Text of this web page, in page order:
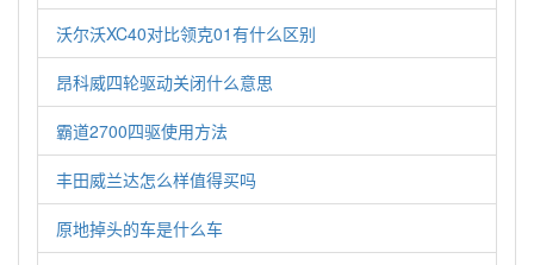
沃尔沃XC40对比领克01有什么区别
昂科威四轮驱动关闭什么意思
霸道2700四驱使用方法
丰田威兰达怎么样值得买吗
原地掉头的车是什么车